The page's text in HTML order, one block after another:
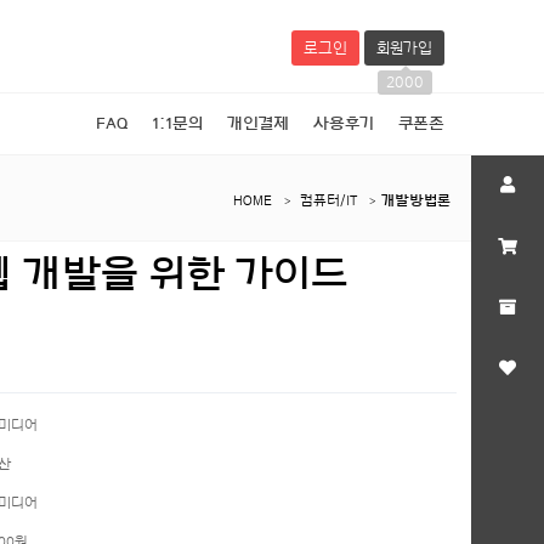
로그인 회원가입
2000
FAQ 1:1문의 개인결제 사용후기 쿠폰존
HOME 컴퓨터/IT 개발방법론
개발을 위한 가이드
디어
디어